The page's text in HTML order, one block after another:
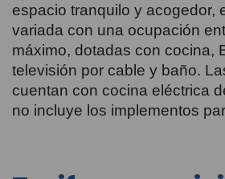
espacio tranquilo y acogedor,
variada con una ocupación
máximo, dotadas con cocina,
televisión por cable y baño.
cuentan con cocina eléctrica
no incluye los implementos